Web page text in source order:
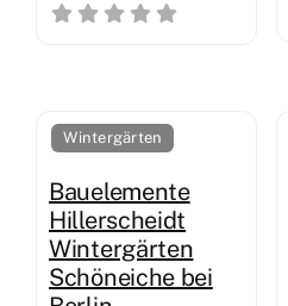
Wintergärten
Bauelemente
Hillerscheidt
Wintergärten
Schöneiche bei